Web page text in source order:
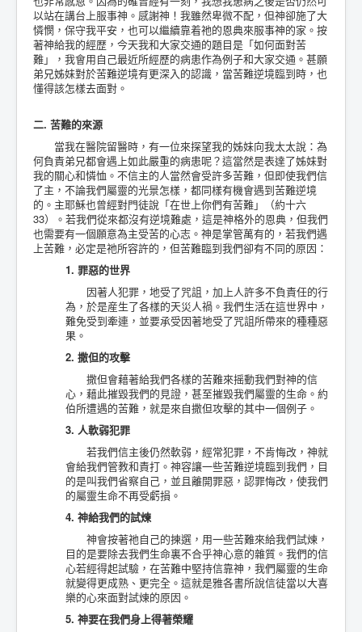
以站在講台上服事神。感謝神！我雖然卑微不配，但神卻施了大
憐憫，保守我平安，也可以繼續靠着祂的恩典來服事神的家。按
著神給我的經歴，今天我和大家交通的題目是「如何面對苦
難」，我會用自己最近所經歷的病患作為例子和大家交通。甚願
弟兄姊妹對於苦難逆境有更深入的認識，當苦難逆境臨到時，也
懂得該怎樣去面對。
二. 苦難的來源
當我在醫院留醫時，有一位來探望我的姊妹向我太太說：為
何負責弟兄都會遇上如此嚴重的病患呢？這當然是表達了姊妹對
我的關心和憐恤。不信主的人當然會受許多苦難，但即使我們信
了主，不論我們屬靈的光景怎樣，都同樣有機會遇到苦難逆境
的。主耶穌也曾經對門徒說「在世上你們有苦難」（約十六
33）。若我們從來都沒有逆境難處，這是神格外的恩典，但我們
也需要有一個願意為主受苦的心志。神是掌管萬有的，若我們遇
上苦難，必定是祂所容許的，但苦難臨到我們卻有不同的原因：
1. 罪惡的世界
因著人犯罪，地受了咒詛，加上人許多不負責任的行
為，於是産生了各樣的天災人禍。我們生活在這世界中，
難免受到牽連，並要承受因著地受了咒詛所帶來的種種惡
果。
2. 撒但的攻擊
撒但會藉著給我們各樣的苦難來摇動我們對神的信
心，藉此摧毀我們的見證，甚至摧毀我們屬靈的生命。約
伯所遭遇的苦難，就是來自撒但攻擊的其中一個例子。
3. 人軟弱犯罪
若我們信主後仍然軟弱，經常犯罪，不肯悔改，神就
會給我們管教和責打。神容讓一些苦難逆境臨到我們，目
的是叫我們省察自己，並且離開罪惡，認罪悔改，使我們
的屬靈生命不再受虧損。
4. 神給我們的試煉
神會按著祂自己的揀選，用一些苦難來給我們試煉，
目的是要除去我們生命裏不合乎神心意的雜質。我們的信
心若經得起試驗，在苦難中堅持信靠神，我們屬靈的生命
就變得更成熟、更完全。這就是雅各書所說信徒當以大喜
樂的心來面對試煉的原因。
5. 神要在我們身上得著榮耀